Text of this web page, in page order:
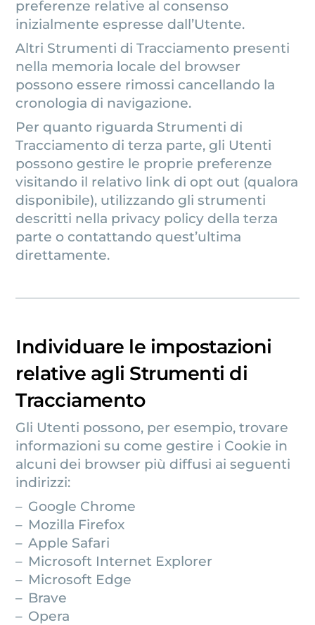
preferenze relative al consenso
inizialmente espresse dall’Utente.
Altri Strumenti di Tracciamento presenti
nella memoria locale del browser
possono essere rimossi cancellando la
cronologia di navigazione.
Per quanto riguarda Strumenti di
Tracciamento di terza parte, gli Utenti
possono gestire le proprie preferenze
visitando il relativo link di opt out (qualora
disponibile), utilizzando gli strumenti
descritti nella privacy policy della terza
parte o contattando quest’ultima
direttamente.
Individuare le impostazioni
relative agli Strumenti di
Tracciamento
Gli Utenti possono, per esempio, trovare
informazioni su come gestire i Cookie in
alcuni dei browser più diffusi ai seguenti
indirizzi:
Google Chrome
Mozilla Firefox
Apple Safari
Microsoft Internet Explorer
Microsoft Edge
Brave
Opera